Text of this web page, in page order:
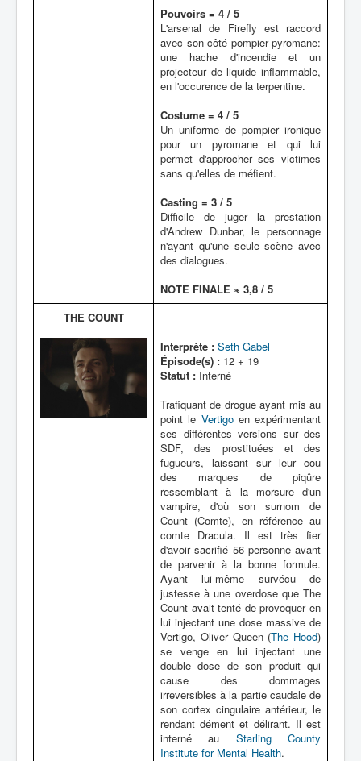
Pouvoirs = 4 / 5
L'arsenal de Firefly est raccord
avec son côté pompier pyromane:
une hache d'incendie et un
projecteur de liquide inflammable,
en l'occurence de la terpentine.
Costume = 4 / 5
Un uniforme de pompier ironique
pour un pyromane et qui lui
permet d'approcher ses victimes
sans qu'elles de méfient.
Casting = 3 / 5
Difficile de juger la prestation
d'Andrew Dunbar, le personnage
n'ayant qu'une seule scène avec
des dialogues.
NOTE FINALE ≈ 3,8 / 5
THE COUNT
Interprète : Seth Gabel
Épisode(s) : 12 + 19
Statut : Interné
Trafiquant de drogue ayant mis au
point le Vertigoen expérimentant
ses différentes versions sur des
SDF, des prostituées et des
fugueurs, laissant sur leur cou
des marques de piqûre
ressemblant à la morsure d'un
vampire, d'où son surnom de
Count (Comte), en référence au
comte Dracula. Il est très fier
d'avoir sacrifié 56 personne avant
de parvenir à la bonne formule.
Ayant lui-même survécu de
justesse à une overdose que The
Count avait tenté de provoquer en
lui injectant une dose massive de
Vertigo, Oliver Queen (The Hood)
se venge en lui injectant une
double dose de son produit qui
cause des dommages
irreversibles à la partie caudale de
son cortex cingulaire antérieur, le
rendant dément et délirant. Il est
interné au Starling County
Institute for Mental Health.